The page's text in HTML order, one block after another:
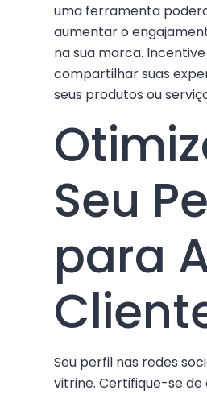
uma ferramenta
aumentar o
na sua marca.
compartilhar suas
seus produtos ou
Seu
para
Seu perfil nas redes
vitrine. Certifique-se de